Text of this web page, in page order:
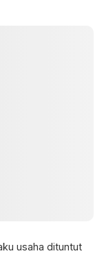
usaha dituntut